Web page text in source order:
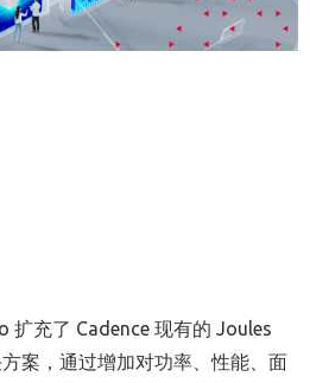
扩充了 Cadence 现有的 Joules
案，通过增加对功率、性能、面